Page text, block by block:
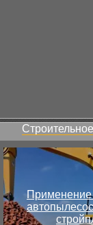
Применение